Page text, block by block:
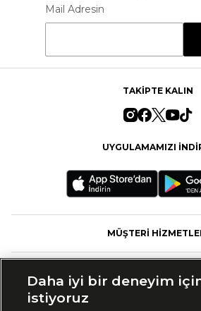
Mail Adresin
TAKİPTE KALIN
UYGULAMAMIZI
MÜŞTERİ
Daha iyi bir deneyim
istiyoruz